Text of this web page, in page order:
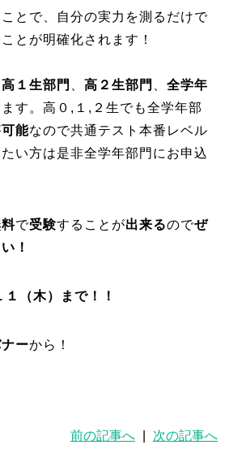
とで、自分の実力を測るだけで
とが明確化されます！
高１生部門 高２生部門
全学年
す。高０,１,２生でも全学年部
可能なので共通テスト本番レベル
い方は是非全学年部門にお申込
料で受験することが出来るのでぜ
！
（木）まで！！
ーから！
前の記事へ 次の記事へ